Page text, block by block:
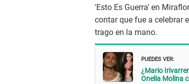
'Esto Es Guerra' en
contar que fue a celebrar
trago en la mano.
PUEDES VER:
¿Mario
Onelia Molina